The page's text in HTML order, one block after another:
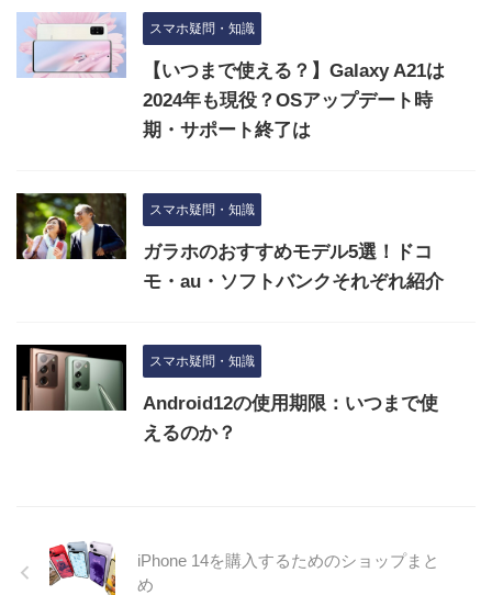
スマホ疑問・知識
【いつまで使える？】Galaxy A21は
2024年も現役？OSアップデート時
期・サポート終了は
スマホ疑問・知識
ガラホのおすすめモデル5選！ドコ
モ・au・ソフトバンクそれぞれ紹介
スマホ疑問・知識
Android12の使用期限：いつまで使
えるのか？
iPhone 14を購入するためのショップまと
め